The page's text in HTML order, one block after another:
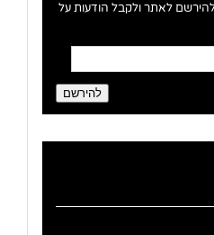
לאתר ולקבל הודעות על
להירשם